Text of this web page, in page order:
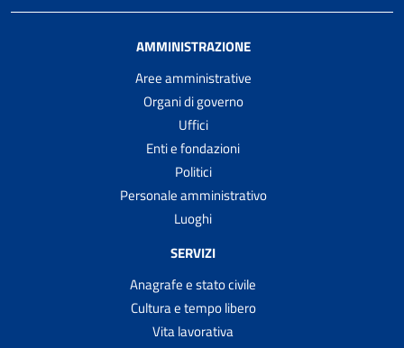
AMMINISTRAZIONE
Aree amministrative
Organi di governo
Uffici
Enti e fondazioni
Politici
Personale amministrativo
Luoghi
SERVIZI
Anagrafe e stato civile
Cultura e tempo libero
Vita lavorativa